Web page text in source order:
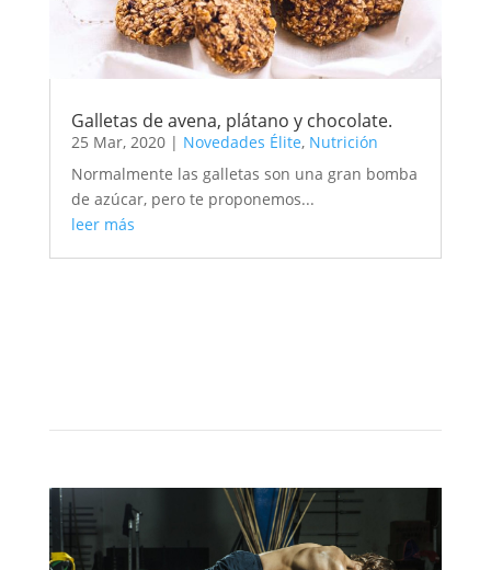
Galletas de avena, plátano y chocolate.
25 Mar, 2020| Novedades Élite, Nutrición
Normalmente las galletas son una gran bomba
de azúcar, pero te proponemos...
leer más